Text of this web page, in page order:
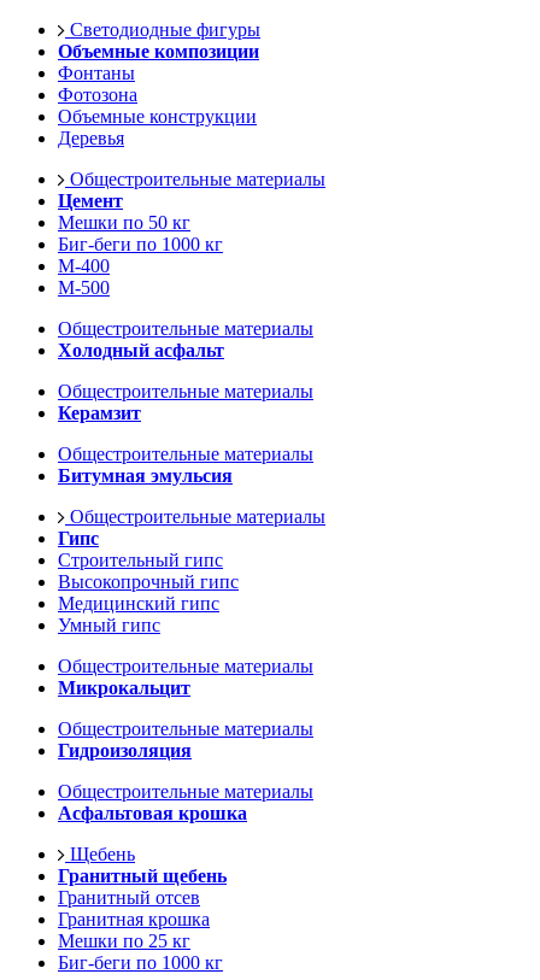
Светодиодные фигуры
Объемные композиции
Фонтаны
Фотозона
Объемные конструкции
Деревья
Общестроительные материалы
Цемент
Мешки по 50 кг
Биг-беги по 1000 кг
М-400
М-500
Общестроительные материалы
Холодный асфальт
Общестроительные материалы
Керамзит
Общестроительные материалы
Битумная эмульсия
Общестроительные материалы
Гипс
Строительный гипс
Высокопрочный гипс
Медицинский гипс
Умный гипс
Общестроительные материалы
Микрокальцит
Общестроительные материалы
Гидроизоляция
Общестроительные материалы
Асфальтовая крошка
Щебень
Гранитный щебень
Гранитный отсев
Гранитная крошка
Мешки по 25 кг
Биг-беги по 1000 кг